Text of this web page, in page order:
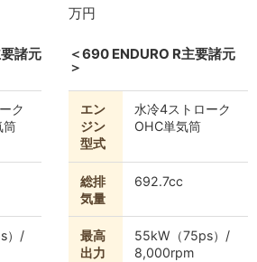
諸元
ク
筒
）/
万円
＜690 ENDURO R主要諸元
＞
エン
ジン
型式
水冷4ストローク
OHC単気筒
総排
気量
692.7cc
最高
出力
55kW（75ps）/
8,000rpm